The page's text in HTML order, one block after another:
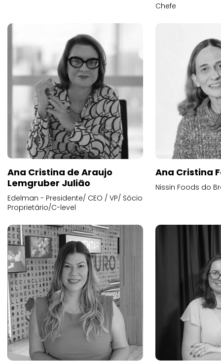
Chefe
Ana Cristina de Araujo
Lemgruber Julião
Edelman - Presidente/ CEO / VP/ Sócio
Proprietário/C-level
Ana Cristina
Nissin Foods do